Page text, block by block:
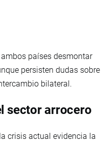
países desmontar
persisten dudas sobre
bilateral.
sector arrocero
crisis actual evidencia la